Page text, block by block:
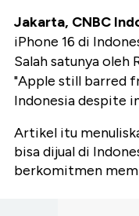
Jakarta, CNBC
iPhone 16 di
Salah satunya
"Apple still barred
Indonesia despite
Artikel itu
bisa dijual di
berkomitmen